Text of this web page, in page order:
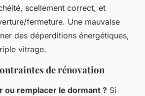
scellement correct, et
fermeture. Une mauvaise
des déperditions énergétiques,
vitrage.
de rénovation
ou remplacer le dormant ? Si